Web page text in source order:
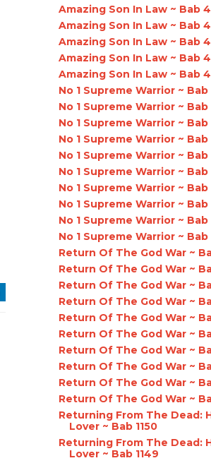
Amazing Son In Law ~ Bab
Amazing Son In Law ~ Bab
Amazing Son In Law ~ Bab
Amazing Son In Law ~ Bab
Amazing Son In Law ~ Bab
No 1 Supreme Warrior ~ Bab
No 1 Supreme Warrior ~ Bab
No 1 Supreme Warrior ~ Bab
No 1 Supreme Warrior ~ Bab
No 1 Supreme Warrior ~ Bab
No 1 Supreme Warrior ~ Bab
No 1 Supreme Warrior ~ Bab
No 1 Supreme Warrior ~ Bab
No 1 Supreme Warrior ~ Bab
No 1 Supreme Warrior ~ Bab
Return Of The God War ~
Return Of The God War ~
Return Of The God War ~
Return Of The God War ~
Return Of The God War ~
Return Of The God War ~
Return Of The God War ~
Return Of The God War ~
Return Of The God War ~
Return Of The God War ~
Returning From The Dead:
Lover ~ Bab 1150
Returning From The Dead:
Lover ~ Bab 1149